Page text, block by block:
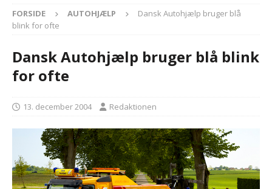
FORSIDE AUTOHJÆLP
Dansk Autohjælp bruger blå
blink for ofte
Dansk Autohjælp bruger blå blink
for ofte
13. december 2004 Redaktionen